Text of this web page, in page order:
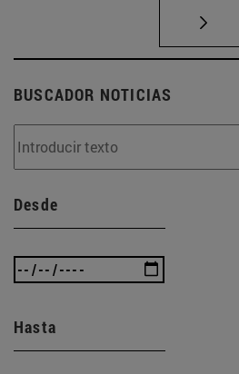
BUSCADOR NOTICIAS
Desde
Hasta